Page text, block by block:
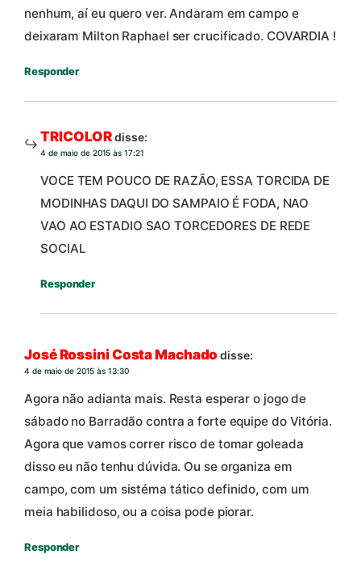
nenhum, aí eu quero ver. Andaram em campo e
deixaram Milton Raphael ser crucificado. COVARDIA !
Responder
TRICOLORdisse:
4 de maio de 2015 às 17:21
VOCE TEM POUCO DE RAZÃO, ESSA TORCIDA DE
MODINHAS DAQUI DO SAMPAIO É FODA, NAO
VAO AO ESTADIO SAO TORCEDORES DE REDE
SOCIAL
Responder
José Rossini Costa Machado disse:
4 de maio de 2015 às 13:30
Agora não adianta mais. Resta esperar o jogo de
sábado no Barradão contra a forte equipe do Vitória.
Agora que vamos correr risco de tomar goleada
disso eu não tenhu dúvida. Ou se organiza em
campo, com um sistéma tático definido, com um
meia habilidoso, ou a coisa pode piorar.
Responder